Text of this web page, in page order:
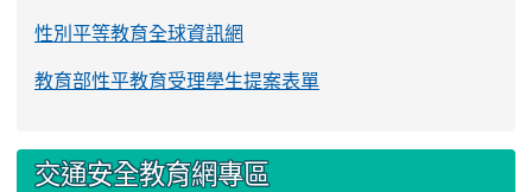
性別平等教育全球資訊網
教育部性平教育受理學生提案表單
交通安全教育網專區